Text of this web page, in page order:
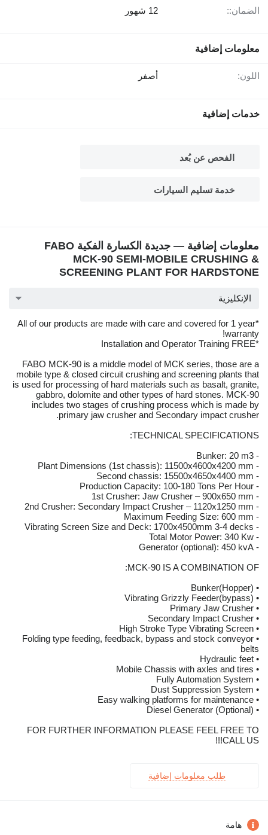
الضمان:: 12 شهور
معلومات إضافية
اللون: أصفر
خدمات إضافية
الفحص عن بُعد
خدمة تسليم السيارات
معلومات إضافية — جديدة الكسارة الفكية FABO
MCK-90 SEMI-MOBILE CRUSHING &
SCREENING PLANT FOR HARDSTONE
الإنكليزية
*All of our products are made with care and covered for 1 year
warranty!
*Installation and Operator Training FREE
FABO MCK-90 is a middle model of MCK series, those are a
mobile type & closed circuit crushing and screening plants that
is used for processing of hard materials such as basalt, granite,
gabbro, dolomite and other types of hard stones. MCK-90
includes two stages of crushing process which is made by
primary jaw crusher and Secondary impact crusher.
TECHNICAL SPECIFICATIONS:
- Bunker: 20 m3
- Plant Dimensions (1st chassis): 11500x4600x4200 mm
- Second chassis: 15500x4650x4400 mm
- Production Capacity: 100-180 Tons Per Hour
- 1st Crusher: Jaw Crusher – 900x650 mm
- 2nd Crusher: Secondary Impact Crusher – 1120x1250 mm
- Maximum Feeding Size: 600 mm
- Vibrating Screen Size and Deck: 1700x4500mm 3-4 decks
- Total Motor Power: 340 Kw
- Generator (optional): 450 kvA
MCK-90 IS A COMBINATION OF:
• Bunker(Hopper)
• Vibrating Grizzly Feeder(bypass)
• Primary Jaw Crusher
• Secondary Impact Crusher
• High Stroke Type Vibrating Screen
• Folding type feeding, feedback, bypass and stock conveyor
belts
• Hydraulic feet
• Mobile Chassis with axles and tires
• Fully Automation System
• Dust Suppression System
• Easy walking platforms for maintenance
• Diesel Generator (Optional)
FOR FURTHER INFORMATION PLEASE FEEL FREE TO
CALL US!!!
طلب معلومات إضافية
هامة